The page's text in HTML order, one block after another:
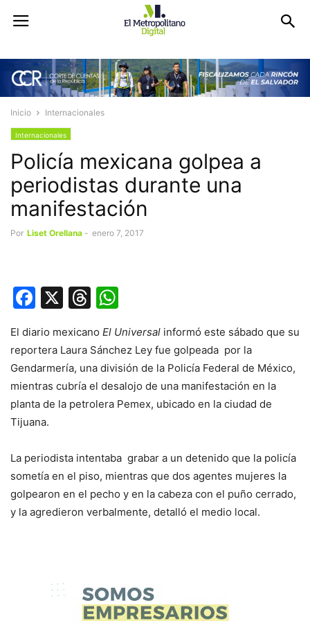
Inicio Internacionales
Internacionales
Policía mexicana golpea a
periodistas durante una
manifestación
Por Liset Orellana - enero 7, 2017
Facebook
X Threads
El diario mexicano El Universal informó este sábado que su
reportera Laura Sánchez Ley fue golpeada por la
Gendarmería, una división de la Policía Federal de México,
mientras cubría el desalojo de una manifestación en la
planta de la petrolera Pemex, ubicado en la ciudad de
Tijuana.
La periodista intentaba grabar a un detenido que la policía
sometía en el piso, mientras que dos agentes mujeres la
golpearon en el pecho y en la cabeza con el puño cerrado,
y la agredieron verbalmente, detalló el medio local.